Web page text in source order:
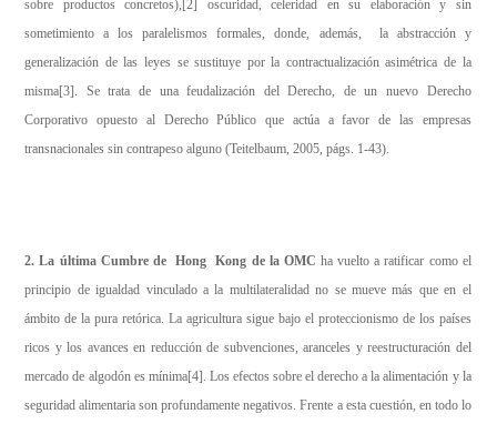
sobre productos concretos), [2]
oscuridad, celeridad en su elaboración y sin
sometimiento a los paralelismos formales, donde, además, la abstracción y
generalización de las leyes se sustituye por la contractualización asimétrica de la
misma[3] . Se trata de una feudalización del Derecho, de un nuevo Derecho
Corporativo opuesto al Derecho Público que actúa a favor de las empresas
transnacionales sin contrapeso alguno (Teitelbaum, 2005, págs. 1-43).
2. La última Cumbre de Hong Kong de la OMC ha vuelto a ratificar como el
principio de igualdad vinculado a la multilateralidad no se mueve más que en el
ámbito de la pura retórica. La agricultura sigue bajo el proteccionismo de los países
ricos y los avances en reducción de subvenciones, aranceles y reestructuración del
mercado de algodón es mínima[4] . Los efectos sobre el derecho a la alimentación y la
seguridad alimentaria son profundamente negativos. Frente a esta cuestión, en todo lo